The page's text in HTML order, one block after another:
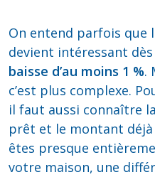
On entend parfois que
devient intéressant dès
baisse d’au moins 1 %.
c’est plus complexe.
il faut aussi connaître
prêt et le montant déjà
êtes presque
votre maison, une